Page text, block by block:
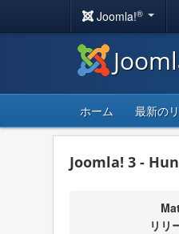
Joomla!®
ホーム 最新の
Joomla! 3 -
リリ